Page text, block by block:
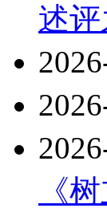
述
《